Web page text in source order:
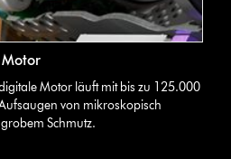
Motor läuft mit bis zu 125.000
von mikroskopisch
Schmutz.